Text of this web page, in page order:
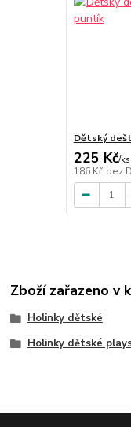
Dětský
225 Kč/ks
186 Kč bez
Zboží zařazeno v
Holinky dětské
Holinky dětské